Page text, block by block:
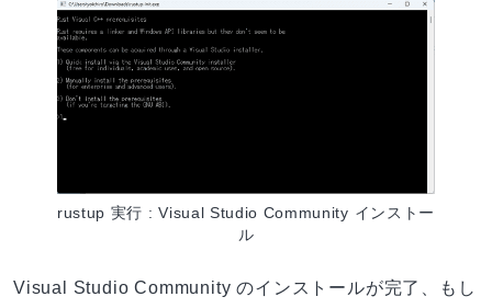
rustup 実行 : Visual Studio Community インストー
ル
Visual Studio Community のインストールが完了、もし